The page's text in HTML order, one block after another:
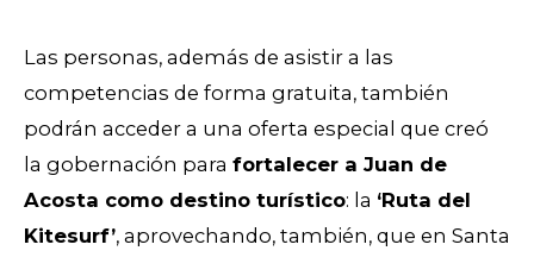
Las personas, además de asistir a las
competencias de forma gratuita, también
podrán acceder a una oferta especial que creó
la gobernación para fortalecer a Juan de
Acosta como destino turístico: la ‘Ruta del
Kitesurf’, aprovechando, también, que en Santa